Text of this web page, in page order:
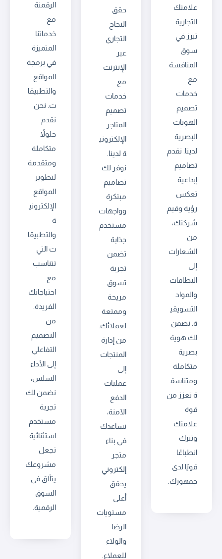
علامتك
التجارية
تبرز في
سوق
المنافسة
مع
خدمات
تصميم
الهويات
البصرية
لدينا. نقدم
تصاميم
إبداعية
تعكس
رؤية وقيم
شركتك،
من
الشعارات
إلى
البطاقات
والمواد
التسويقي
ة. نضمن
لك هوية
بصرية
متكاملة
ومتناسق
ة تعزز من
قوة
علامتك
وتترك
انطباعًا
قويًا لدى
جمهورك.
حقق
النجاح
التجاري
عبر
الإنترنت
مع
خدمات
تصميم
المتاجر
الإلكتروني
ة لدينا.
نوفر لك
تصاميم
مبتكرة
وواجهات
مستخدم
جذابة
تضمن
تجربة
تسوق
مريحة
وممتعة
لعملائك.
من إدارة
المنتجات
إلى
عمليات
الدفع
الآمنة،
نساعدك
في بناء
متجر
إلكتروني
يحقق
أعلى
مستويات
الرضا
والولاء
للعملاء.
الرقمنة
مع
خدماتنا
المتميزة
في برمجة
المواقع
والتطبيقا
ت. نحن
نقدم
حلولاً
متكاملة
ومتقدمة
لتطوير
المواقع
الإلكتروني
ة
والتطبيقا
ت التي
تتناسب
مع
احتياجاتك
الفريدة.
من
التصميم
التفاعلي
إلى الأداء
السلس،
نضمن لك
تجربة
مستخدم
استثنائية
تجعل
مشروعك
يتألق في
السوق
الرقمية.